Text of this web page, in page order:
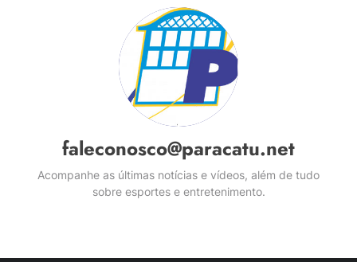
faleconosco@paracatu.net
Acompanhe as últimas notícias e vídeos, além de tudo
sobre esportes e entretenimento.